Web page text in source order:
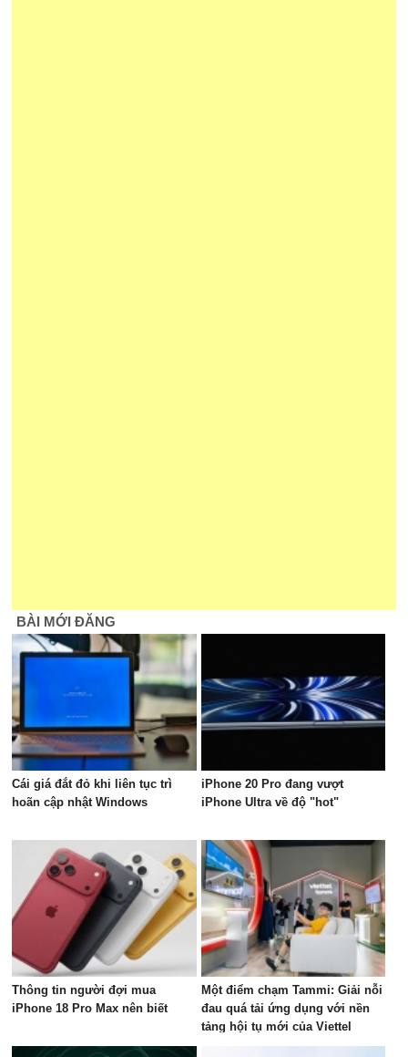
BÀI MỚI ĐĂNG
Cái giá đắt đỏ khi liên tục trì
hoãn cập nhật Windows
iPhone 20 Pro đang vượt
iPhone Ultra về độ "hot"
Thông tin người đợi mua
iPhone 18 Pro Max nên biết
Một điểm chạm Tammi: Giải nỗi
đau quá tải ứng dụng với nền
tảng hội tụ mới của Viettel